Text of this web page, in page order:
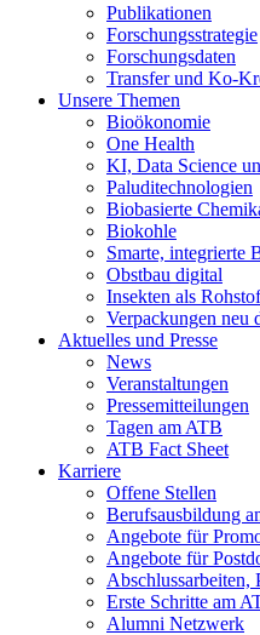
Publikationen
Forschungsstrategie
Forschungsdaten
Transfer und Ko-
Unsere Themen
Bioökonomie
One Health
KI, Data Science
Paluditechnologien
Biobasierte
Biokohle
Smarte, integrierte
Obstbau digital
Insekten als
Verpackungen neu
Aktuelles und Presse
News
Veranstaltungen
Pressemitteilungen
Tagen am ATB
ATB Fact Sheet
Karriere
Offene Stellen
Berufsausbildung
Angebote für
Angebote für
Erste Schritte am
Alumni Netzwerk